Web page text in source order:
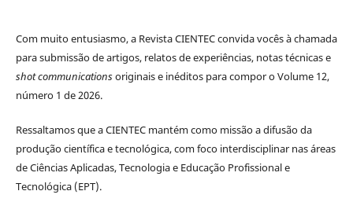
Com muito entusiasmo, a Revista CIENTEC convida vocês à chamada
para submissão de artigos, relatos de experiências, notas técnicas e
shot communicationsoriginais e inéditos para compor o Volume 12,
número 1 de 2026.
Ressaltamos que a CIENTEC mantém como missão a difusão da
produção científica e tecnológica, com foco interdisciplinar nas áreas
de Ciências Aplicadas, Tecnologia e Educação Profissional e
Tecnológica (EPT).